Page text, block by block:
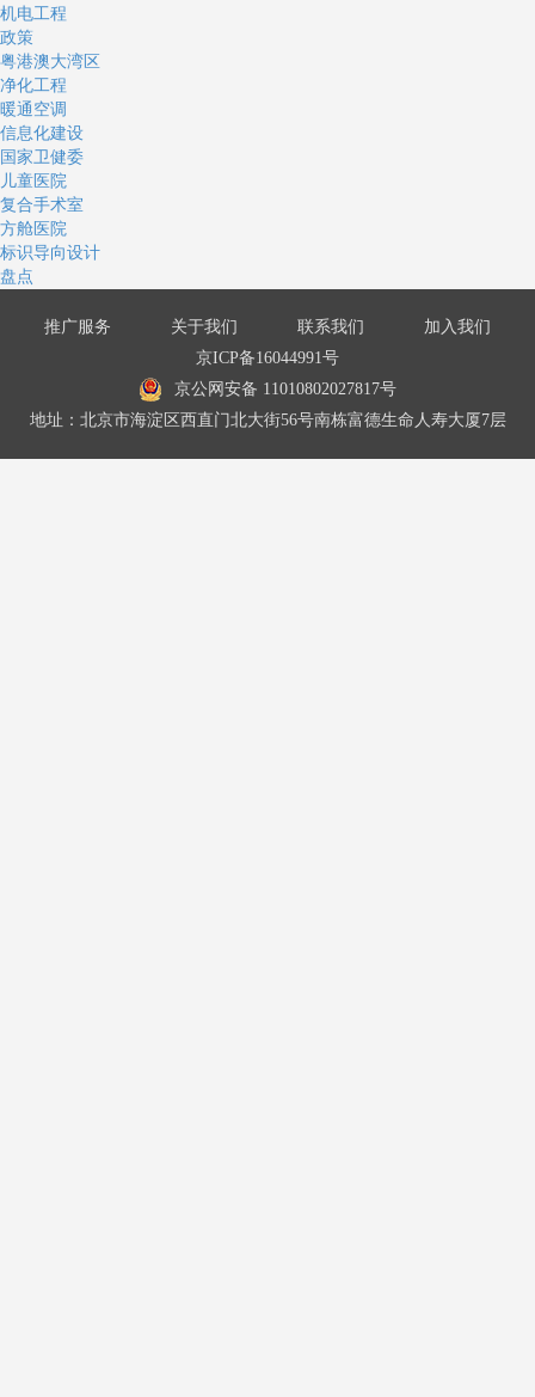
机电工程
政策
粤港澳大湾区
净化工程
暖通空调
信息化建设
国家卫健委
儿童医院
复合手术室
方舱医院
标识导向设计
盘点
推广服务 关于我们 联系我们
加入我们
京ICP备16044991号
京公网安备 11010802027817号
地址：北京市海淀区西直门北大街56号南栋富德生命人寿大厦7层